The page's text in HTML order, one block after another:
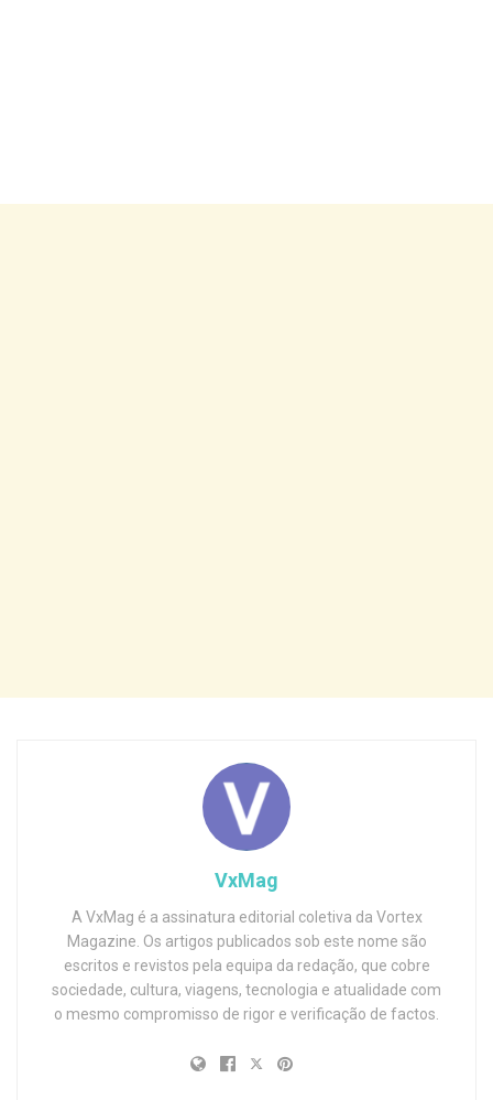
VxMag
A VxMag é a assinatura editorial coletiva da Vortex
Magazine. Os artigos publicados sob este nome são
escritos e revistos pela equipa da redação, que cobre
sociedade, cultura, viagens, tecnologia e atualidade com
o mesmo compromisso de rigor e verificação de factos.